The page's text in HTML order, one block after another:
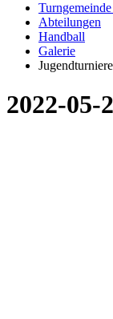
Abteilungen
Handball
Galerie
Jugendturniere
2022-